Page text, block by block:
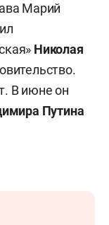
Марий
Николая
В июне он
Путина